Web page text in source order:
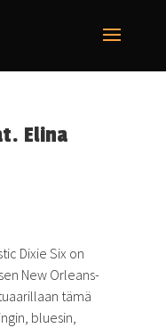
Elina
Dixie Six on
New Orleans-
tämä
bluesin,